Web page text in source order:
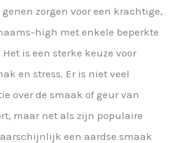
zorgen voor een krachtige,
high met enkele beperkte
is een sterke keuze voor
en stress. Er is niet veel
over de smaak of geur van
maar net als zijn populaire
een aardse smaak